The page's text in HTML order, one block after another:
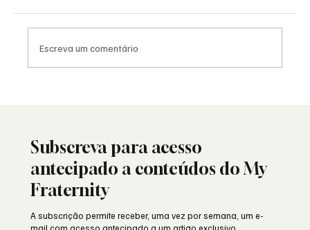
Escreva um comentário
Subscreva para acesso
antecipado a conteúdos do My
Fraternity
A subscrição permite receber, uma vez por semana, um e-
mail com acesso antecipado a um artigo exclusivo,